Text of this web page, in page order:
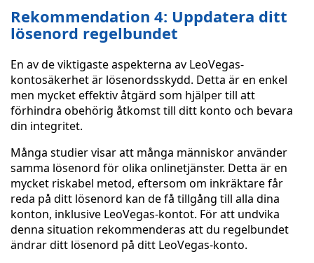
Rekommendation 4: Uppdatera ditt
lösenord regelbundet
En av de viktigaste aspekterna av LeoVegas-
kontosäkerhet är lösenordsskydd. Detta är en enkel
men mycket effektiv åtgärd som hjälper till att
förhindra obehörig åtkomst till ditt konto och bevara
din integritet.
Många studier visar att många människor använder
samma lösenord för olika onlinetjänster. Detta är en
mycket riskabel metod, eftersom om inkräktare får
reda på ditt lösenord kan de få tillgång till alla dina
konton, inklusive LeoVegas-kontot. För att undvika
denna situation rekommenderas att du regelbundet
ändrar ditt lösenord på ditt LeoVegas-konto.